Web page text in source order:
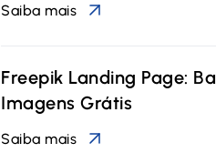
Saiba mais
Freepik Landing Page:
Imagens Grátis
Saiba mais